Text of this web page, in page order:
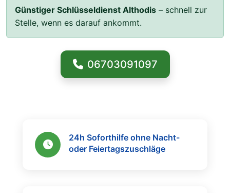
Günstiger Schlüsseldienst Althodis – schnell zur
Stelle, wenn es darauf ankommt.
06703091097
24h Soforthilfe ohne Nacht-
oder Feiertagszuschläge